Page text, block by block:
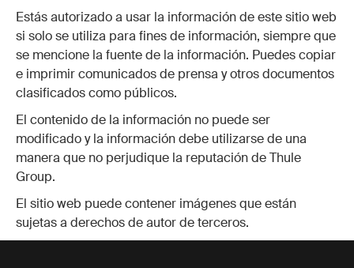
Estás autorizado a usar la información de este sitio web
si solo se utiliza para fines de información, siempre que
se mencione la fuente de la información. Puedes copiar
e imprimir comunicados de prensa y otros documentos
clasificados como públicos.
El contenido de la información no puede ser
modificado y la información debe utilizarse de una
manera que no perjudique la reputación de Thule
Group.
El sitio web puede contener imágenes que están
sujetas a derechos de autor de terceros.